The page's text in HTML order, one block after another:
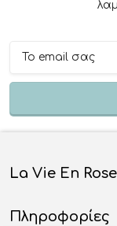
La Vie En
Πληροφορίες